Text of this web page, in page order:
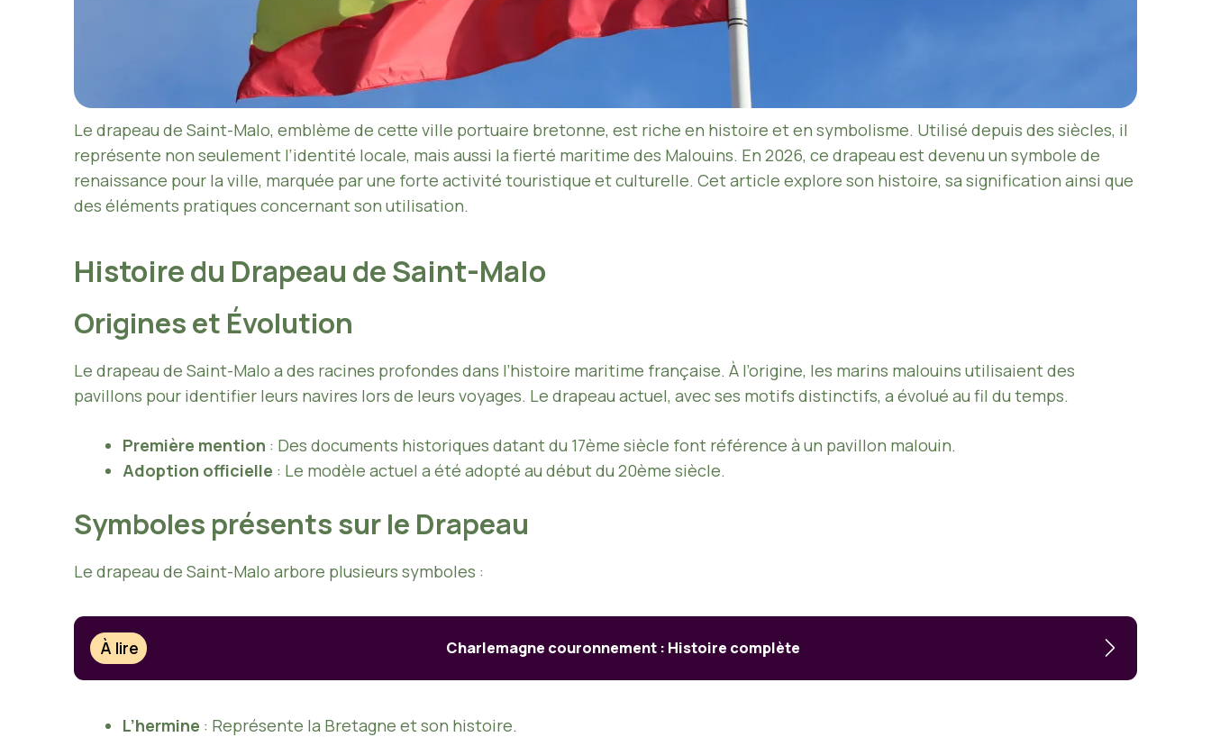
Le drapeau de Saint-Malo, emblème de cette ville portuaire bretonne, est riche en histoire et en symbolisme. Utilisé depuis des siècles, il
représente non seulement l’identité locale, mais aussi la fierté maritime des Malouins. En 2026, ce drapeau est devenu un symbole de
renaissance pour la ville, marquée par une forte activité touristique et culturelle. Cet article explore son histoire, sa signification ainsi que
des éléments pratiques concernant son utilisation.
Histoire du Drapeau de Saint-Malo
Origines et Évolution
Le drapeau de Saint-Malo a des racines profondes dans l’histoire maritime française. À l’origine, les marins malouins utilisaient des
pavillons pour identifier leurs navires lors de leurs voyages. Le drapeau actuel, avec ses motifs distinctifs, a évolué au fil du temps.
Première mention : Des documents historiques datant du 17ème siècle font référence à un pavillon malouin.
Adoption officielle : Le modèle actuel a été adopté au début du 20ème siècle.
Symboles présents sur le Drapeau
Le drapeau de Saint-Malo arbore plusieurs symboles :
À lire Charlemagne couronnement : Histoire complète
L’hermine : Représente la Bretagne et son histoire.